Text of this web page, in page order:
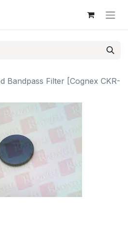
Bandpass Filter [Cognex CKR-